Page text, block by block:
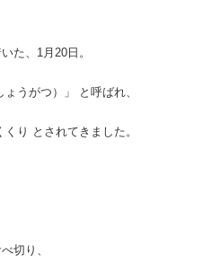
た、1月20日。
うがつ）」 と呼ばれ、
り とされてきました。
切り、